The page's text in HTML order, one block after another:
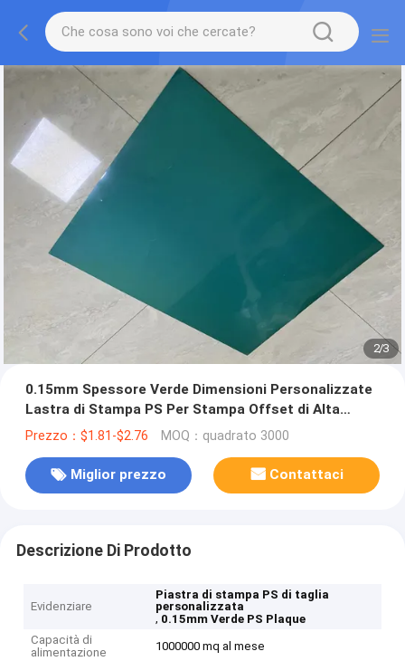
2/3
0.15mm Spessore Verde Dimensioni Personalizzate
Lastra di Stampa PS Per Stampa Offset di Alta
Qualità
Prezzo：$1.81-$2.76 MOQ：quadrato 3000
Miglior prezzo Contattaci
Descrizione Di Prodotto
Evidenziare
Piastra di stampa PS di taglia
personalizzata
, 0.15mm Verde PS Plaque
Capacità di
alimentazione
1000000 mq al mese